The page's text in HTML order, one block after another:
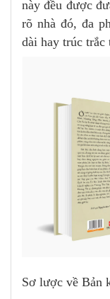
này đều được
rõ nhà đó, đa
dài hay trúc
Sơ lược về Bản